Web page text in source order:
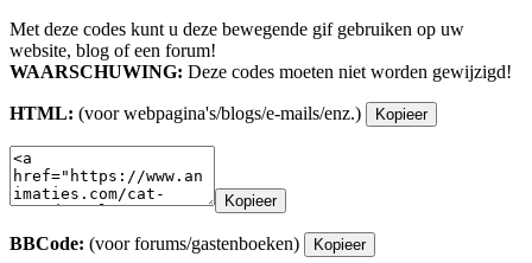
Met deze codes kunt u deze bewegende gif gebruiken op uw
website, blog of een forum!
WAARSCHUWING: Deze codes moeten niet worden gewijzigd!
HTML: (voor webpagina's/blogs/e-mails/enz.) Kopieer
Kopieer
BBCode: (voor forums/gastenboeken) Kopieer